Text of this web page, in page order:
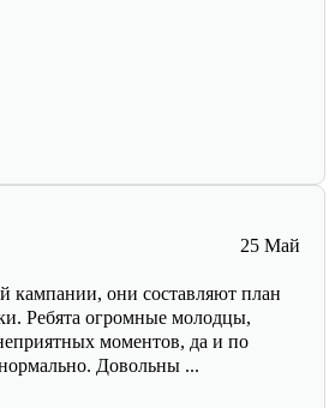
25 Май
кампании, они составляют план
Ребята огромные молодцы,
моментов, да и по
Довольны ...